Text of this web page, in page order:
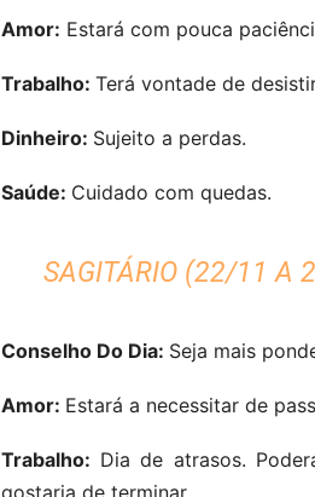
Amor: Estará com pouca
Trabalho: Terá vontade de
Dinheiro: Sujeito a perdas.
Saúde: Cuidado com quedas.
SAGITÁRIO (22/11 A
Conselho Do Dia: Seja mais
Amor: Estará a necessitar de
Trabalho: Dia de atrasos.
gostaria de terminar.